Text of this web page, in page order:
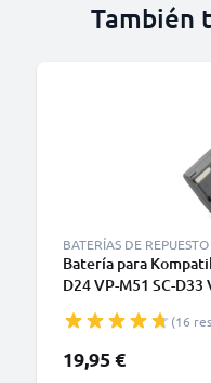
También
BATERÍAS DE REPUESTO
Batería para
D24 VP-M51 SC-D33
L700 VP-M50 SC-
Medion MD9014
VM-B310 SB-L110A -
(16
19,95 €